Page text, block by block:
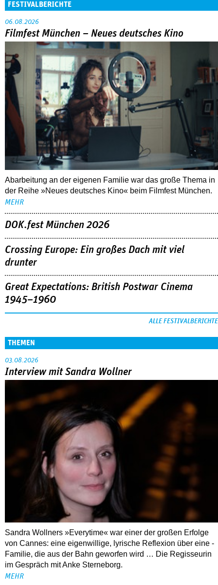
FESTIVALBERICHTE
06.08.2026
Filmfest München – Neues deutsches Kino
Abarbeitung an der eigenen Familie war das große Thema in
der Reihe »Neues deutsches Kino« beim Filmfest München.
MEHR
DOK.fest München 2026
Crossing Europe: Ein großes Dach mit viel
drunter
Great Expectations: British Postwar Cinema
1945–1960
ALLE FESTIVALBERICHTE
THEMEN
03.08.2026
Interview mit Sandra Wollner
Sandra Wollners »Everytime« war einer der großen Erfolge
von Cannes: eine eigenwillige, lyrische Reflexion über eine ­
Familie, die aus der Bahn geworfen wird … Die Regisseurin
im Gespräch mit Anke Sterneborg.
MEHR